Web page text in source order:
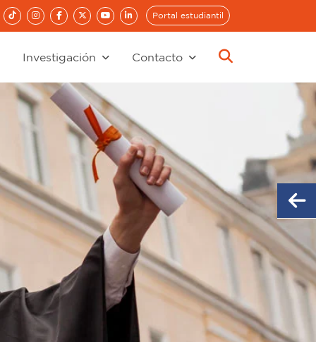
Portal estudiantil
Investigación Contacto